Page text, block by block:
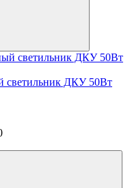
светильник ДКУ 50Вт